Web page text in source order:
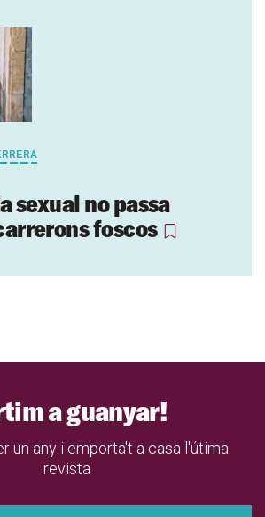
sexual no passa
foscos
a guanyar!
un any i emporta't a casa l'útima
revista